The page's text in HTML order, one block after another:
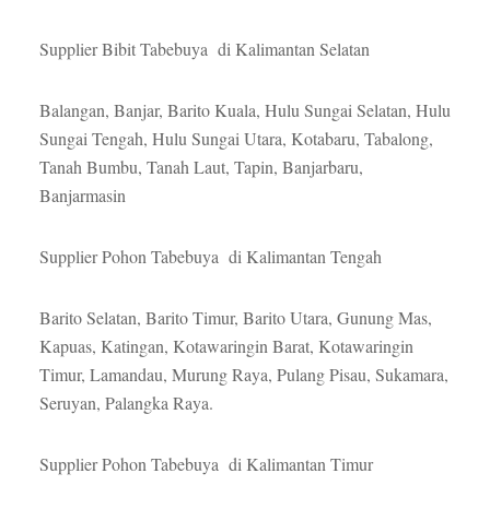
Supplier Bibit Tabebuya di Kalimantan Selatan
Balangan, Banjar, Barito Kuala, Hulu Sungai Selatan, Hulu
Sungai Tengah, Hulu Sungai Utara, Kotabaru, Tabalong,
Tanah Bumbu, Tanah Laut, Tapin, Banjarbaru,
Banjarmasin
Supplier Pohon Tabebuya di Kalimantan Tengah
Barito Selatan, Barito Timur, Barito Utara, Gunung Mas,
Kapuas, Katingan, Kotawaringin Barat, Kotawaringin
Timur, Lamandau, Murung Raya, Pulang Pisau, Sukamara,
Seruyan, Palangka Raya.
Supplier Pohon Tabebuya di Kalimantan Timur